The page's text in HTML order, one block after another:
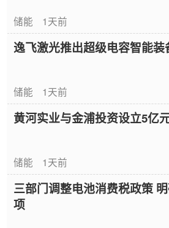
储能 1天前
逸飞激光推出超级电容智能
储能 1天前
黄河实业与金浦投资设立5亿
储能 1天前
三部门调整电池消费税政策
项